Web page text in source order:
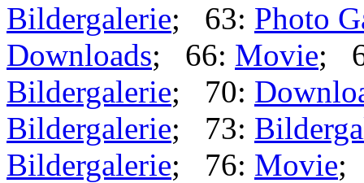
Bildergalerie; 63: Photo
Downloads; 66: Movie;
Bildergalerie; 70:
Bildergalerie; 73:
Bildergalerie; 76: Movie;